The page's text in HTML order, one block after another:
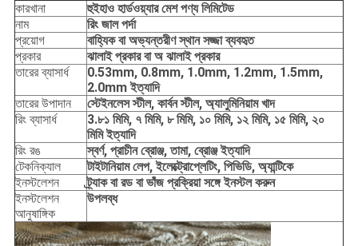
কারখানা
হুইহাও হার্ডওয়্যার মেশ পণ্য লিমিটেড
নাম
রিং জাল পর্দা
প্রয়োগ
বাহ্যিক বা অভ্যন্তরীণ স্থান সজ্জা ব্যবহৃত
প্রকার
ঝালাই প্রকার বা অ ঝালাই প্রকার
তারের ব্যাসার্ধ
0.53mm, 0.8mm, 1.0mm, 1.2mm, 1.5mm,
2.0mm ইত্যাদি
তারের উপাদান
স্টেইনলেস স্টীল, কার্বন স্টীল, অ্যালুমিনিয়াম খাদ
রিং ব্যাসার্ধ
3.৮১ মিমি, ৭ মিমি, ৮ মিমি, ১০ মিমি, ১২ মিমি, ১৫ মিমি, ২০
মিমি ইত্যাদি
রিং রঙ
স্বর্ণ, প্রাচীন ব্রোঞ্জ, তামা, ব্রোঞ্জ ইত্যাদি
টেকনিক্যাল
টাইটানিয়াম লেপ, ইলেক্ট্রোপ্লেটিং, পিভিডি, অ্যান্টিকে
ইনস্টলেশন
ট্র্যাক বা রড বা ভাঁজ প্রক্রিয়া সঙ্গে ইনস্টল করুন
ইনস্টলেশন
আনুষাঙ্গিক
উপলব্ধ